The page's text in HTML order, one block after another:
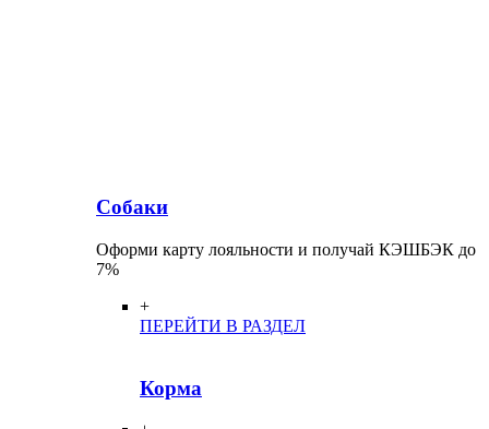
Собаки
Оформи карту лояльности и получай КЭШБЭК до
7%
+
ПЕРЕЙТИ В РАЗДЕЛ
Корма